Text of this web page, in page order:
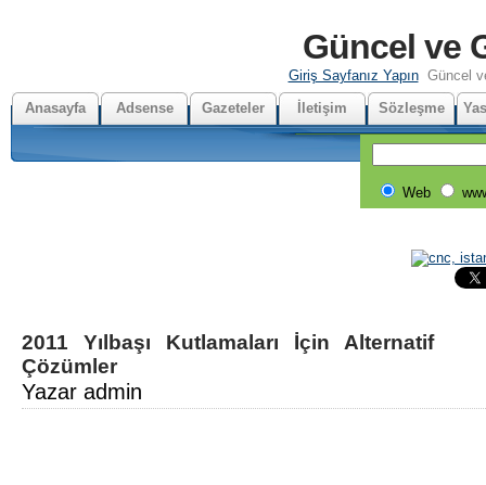
Güncel ve
Giriş Sayfanız Yapın Güncel
Anasayfa
Adsense Gazeteler İletişim Sözleşme
Web
2011 Yılbaşı Kutlamaları İçin Alternatif
Çözümler
Yazar admin